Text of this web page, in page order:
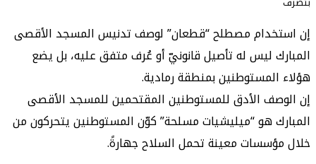
إن استخدام مصطلح “قطعان” لوصف تدنيس المسجد الأقصى
المبارك ليس له تأصيل قانونيّ أو عُرف متفق عليه، بل يضع
هؤلاء المستوطنين بمنطقة رمادية.
إن الوصف الأدق للمستوطنين المقتحمين للمسجد الأقصى
المبارك هو “ميليشيات مسلحة” كوّن المستوطنين يتحركون من
خلال مؤسسات معينة تحمل السلاح جهارةً.